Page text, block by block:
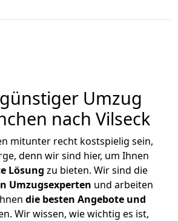
Umzug
nach Vilseck
mitunter recht kostspielig sein,
denn wir sind hier, um Ihnen
Lösung zu bieten. Wir sind die
Umzugsexperten und arbeiten
die besten Angebote und
Wir wissen, wie wichtig es ist,